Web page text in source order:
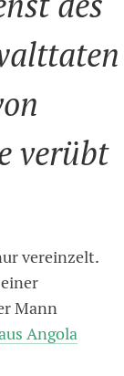
verübt
vereinzelt.
Mann
Angola